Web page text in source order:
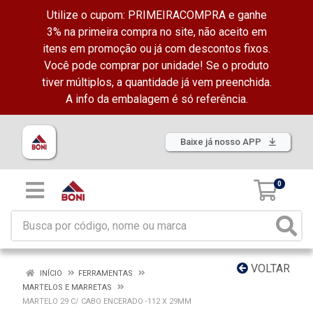
Utilize o cupom: PRIMEIRACOMPRA e ganhe
3% na primeira compra no site, não aceito em
itens em promoção ou já com descontos fixos.
Você pode comprar por unidade! Se o produto
tiver múltiplos, a quantidade já vem preenchida.
A info da embalagem é só referência.
Baixe já nosso APP
0
VOLTAR
INÍCIO
FERRAMENTAS
MARTELOS E MARRETAS
MARTELO 29 C/ CABO ENCERADO -112 X 29MM